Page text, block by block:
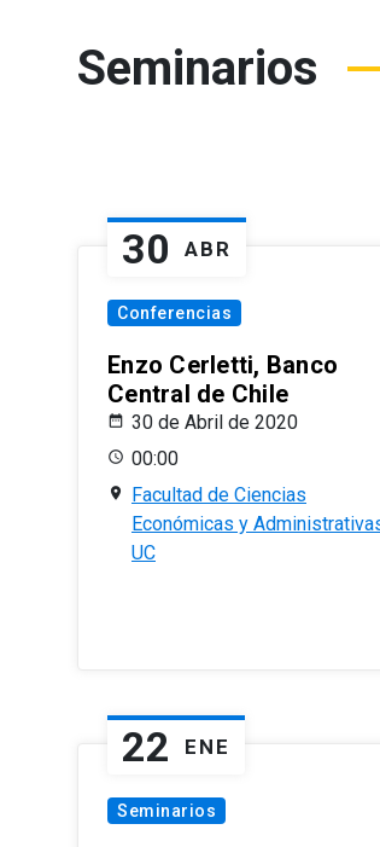
Seminarios
30 ABR
Conferencias
Enzo Cerletti, Banco
Central de Chile
30 de Abril de 2020
00:00
Facultad de Ciencias
Económicas y
UC
22 ENE
Seminarios